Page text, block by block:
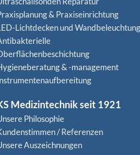
& Praxiseinrichtung
Lichtdecken und Wandbeleuchtung
& -management
Medizintechnik seit 1921
Philosophie
/ Referenzen
Auszeichnungen